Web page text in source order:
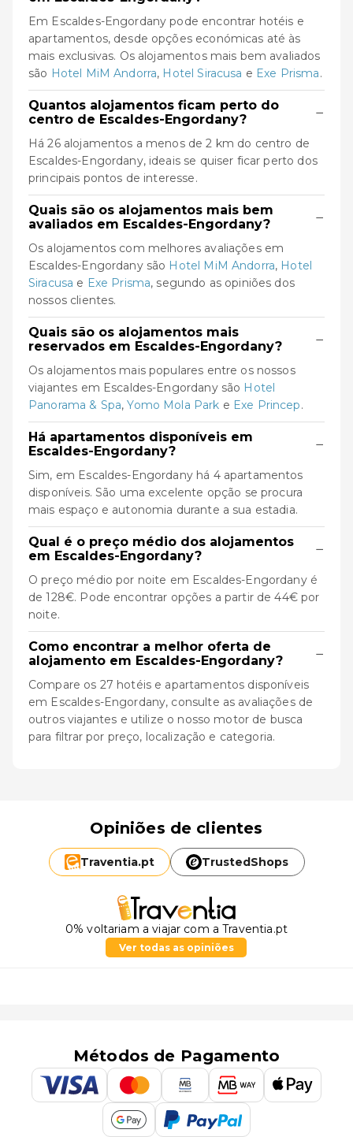
Em Escaldes-Engordany pode encontrar hotéis e
apartamentos, desde opções económicas até às
mais exclusivas. Os alojamentos mais bem avaliados
são Hotel MiM Andorra, Hotel Siracusa e Exe Prisma.
Quantos alojamentos ficam perto do
centro de Escaldes-Engordany?
−
Há 26 alojamentos a menos de 2 km do centro de
Escaldes-Engordany, ideais se quiser ficar perto dos
principais pontos de interesse.
Quais são os alojamentos mais bem
avaliados em Escaldes-Engordany?
−
Os alojamentos com melhores avaliações em
Escaldes-Engordany são Hotel MiM Andorra, Hotel
Siracusa e Exe Prisma, segundo as opiniões dos
nossos clientes.
Quais são os alojamentos mais
reservados em Escaldes-Engordany?
−
Os alojamentos mais populares entre os nossos
viajantes em Escaldes-Engordany são Hotel
Panorama & Spa,Yomo Mola Park e Exe Princep.
Há apartamentos disponíveis em
Escaldes-Engordany?
−
Sim, em Escaldes-Engordany há 4 apartamentos
disponíveis. São uma excelente opção se procura
mais espaço e autonomia durante a sua estadia.
Qual é o preço médio dos alojamentos
em Escaldes-Engordany?
−
O preço médio por noite em Escaldes-Engordany é
de 128€. Pode encontrar opções a partir de 44€ por
noite.
Como encontrar a melhor oferta de
alojamento em Escaldes-Engordany?
−
Compare os 27 hotéis e apartamentos disponíveis
em Escaldes-Engordany, consulte as avaliações de
outros viajantes e utilize o nosso motor de busca
para filtrar por preço, localização e categoria.
Opiniões de clientes
Traventia.pt TrustedShops
0% voltariam a viajar com a Traventia.pt
Ver todas as opiniões
Métodos de Pagamento